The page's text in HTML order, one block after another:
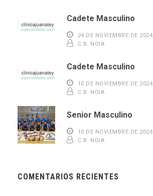
Cadete Masculino
24 DE NOVIEMBRE DE 2024
C.B. NOIA
Cadete Masculino
10 DE NOVIEMBRE DE 2024
C.B. NOIA
Senior Masculino
10 DE NOVIEMBRE DE 2024
C.B. NOIA
COMENTARIOS RECIENTES